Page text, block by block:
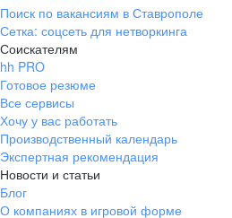
Поиск по вакансиям в Ставрополе
Сетка: соцсеть для нетворкинга
Соискателям
hh PRO
Готовое резюме
Все сервисы
Хочу у вас работать
Производственный календарь
Экспертная рекомендация
Новости и статьи
Блог
О компаниях в игровой форме